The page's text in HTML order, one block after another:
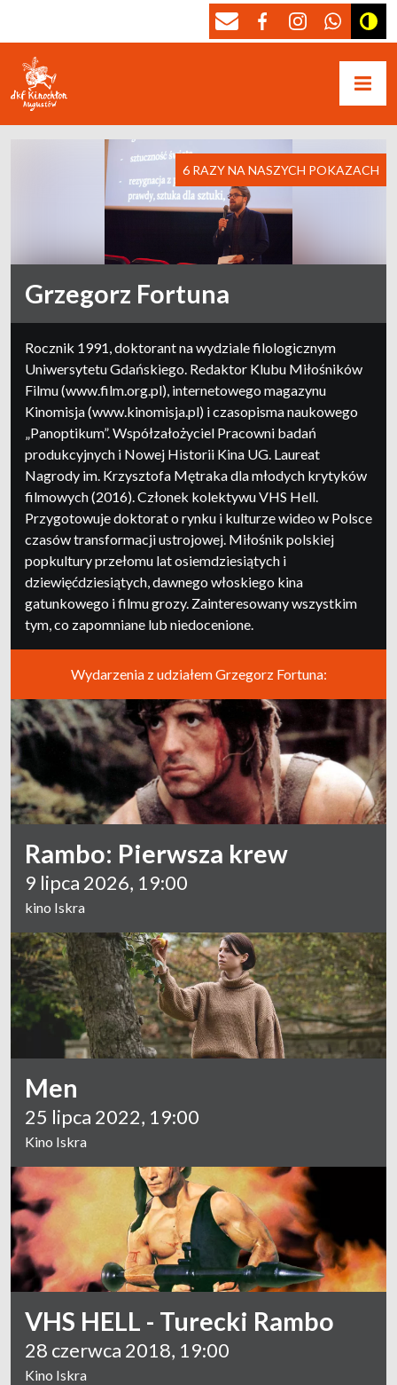
Grzegorz Fortuna
6 RAZY NA NASZYCH POKAZACH
Rocznik 1991, doktorant na wydziale filologicznym
Uniwersytetu Gdańskiego. Redaktor Klubu Miłośników
Filmu (www.film.org.pl), internetowego magazynu
Kinomisja (www.kinomisja.pl) i czasopisma naukowego
„Panoptikum”. Współzałożyciel Pracowni badań
produkcyjnych i Nowej Historii Kina UG. Laureat
Nagrody im. Krzysztofa Mętraka dla młodych krytyków
filmowych (2016). Członek kolektywu VHS Hell.
Przygotowuje doktorat o rynku i kulturze wideo w Polsce
czasów transformacji ustrojowej. Miłośnik polskiej
popkultury przełomu lat osiemdziesiątych i
dziewięćdziesiątych, dawnego włoskiego kina
gatunkowego i filmu grozy. Zainteresowany wszystkim
tym, co zapomniane lub niedocenione.
Wydarzenia z udziałem Grzegorz Fortuna:
Rambo: Pierwsza krew
9 lipca 2026, 19:00
kino Iskra
Men
25 lipca 2022, 19:00
Kino Iskra
VHS HELL - Turecki Rambo
28 czerwca 2018, 19:00
Kino Iskra